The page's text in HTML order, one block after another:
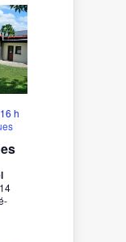
h
14